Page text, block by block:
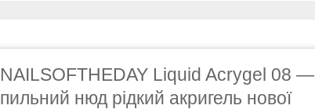
NAILSOFTHEDAY Liquid Acrygel 08 —
пильний нюд рідкий акригель нової